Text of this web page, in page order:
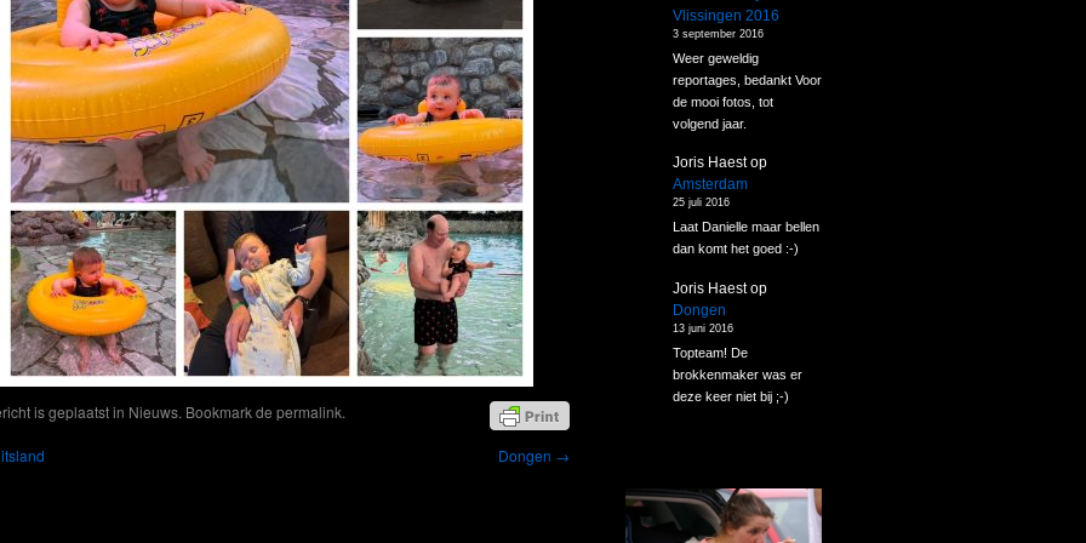
Vlissingen 2016
3 september 2016
Weer geweldig
reportages, bedankt Voor
de mooi fotos, tot
volgend jaar.
Joris Haestop
Amsterdam
25 juli 2016
Laat Danielle maar bellen
dan komt het goed :-)
Joris Haestop
Dongen
13 juni 2016
Topteam! De
brokkenmaker was er
deze keer niet bij ;-)
is geplaatst in Nieuws. Bookmark de permalink.
Dongen →